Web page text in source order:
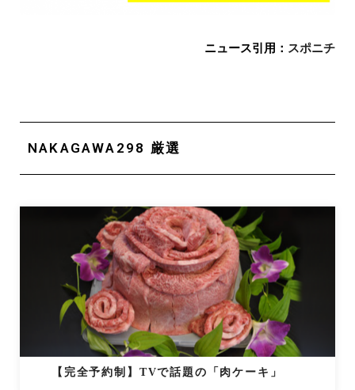
ニュース引用： スポニチ
NAKAGAWA298 厳選
【完全予約制】TVで話題の「肉ケーキ」